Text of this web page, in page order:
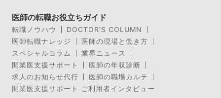
医師の転職お役立ちガイド
転職ノウハウ
DOCTOR’S COLUMN
医師転職ナレッジ
医師の現場と働き方
スペシャルコラム
業界ニュース
開業医支援サポート
医師の年収診断
求人のお知らせ代行
医師の職場カルテ
開業医支援サポート ご利用者インタビュー